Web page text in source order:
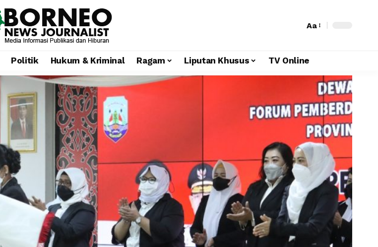
Aa
Politik Hukum & Kriminal Ragam Liputan Khusus TV Online